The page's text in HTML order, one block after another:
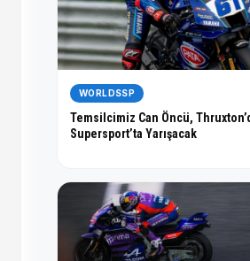
WORLDSSP
Temsilcimiz Can Öncü,
Supersport’ta Yarışacak